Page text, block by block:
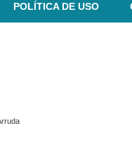
POLÍTICA DE USO